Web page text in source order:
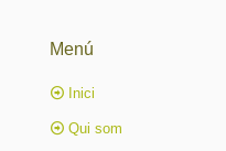
Menú
Inici
Qui som